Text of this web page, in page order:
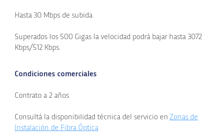
Hasta 30 Mbps de subida
Superados los 500 Gigas la velocidad podrá bajar hasta 3072
Kbps/512 Kbps
Condiciones comerciales
Contrato a 2 años.
Consultá la disponibilidad técnica del servicio en Zonas de
Instalación de Fibra Óptica